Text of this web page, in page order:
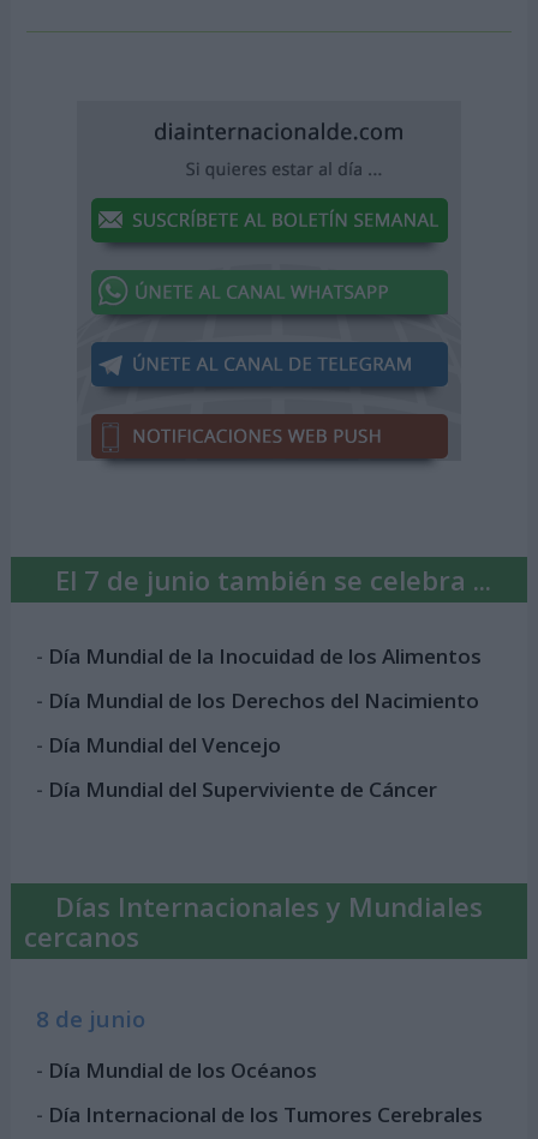
El 7 de junio también se celebra ...
- Día Mundial de la Inocuidad de los Alimentos
- Día Mundial de los Derechos del Nacimiento
- Día Mundial del Vencejo
- Día Mundial del Superviviente de Cáncer
Días Internacionales y Mundiales
cercanos
8 de junio
- Día Mundial de los Océanos
- Día Internacional de los Tumores Cerebrales